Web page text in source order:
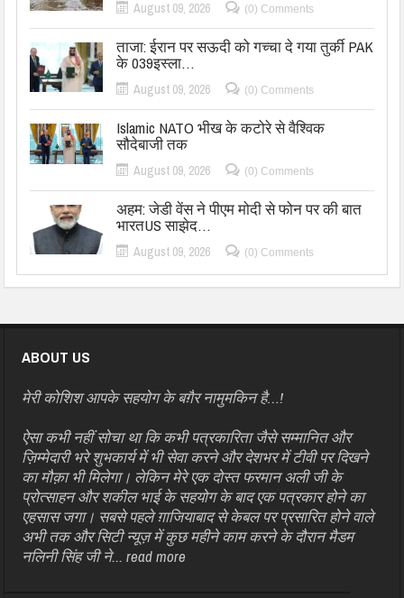
August 09, 2026 (0) Comments
ताजा: ईरान पर सऊदी को गच्चा दे गया तुर्की PAK
के 039इस्ला…
August 09, 2026 (0) Comments
Islamic NATO भीख के कटोरे से वैश्विक
सौदेबाजी तक
August 09, 2026 (0) Comments
अहम: जेडी वेंस ने पीएम मोदी से फोन पर की बात
भारतUS साझेद…
August 09, 2026 (0) Comments
ABOUT US
मेरी कोशिश आपके सहयोग के बग़ैर नामुमकिन है…!
ऐसा कभी नहीं सोचा था कि कभी पत्रकारिता जैसे सम्मानित और
ज़िम्मेदारी भरे शुभकार्य में भी सेवा करने और देशभर में टीवी पर दिखने
का मौक़ा भी मिलेगा। लेकिन मेरे एक दोस्त फरमान अली जी के
प्रोत्साहन और शकील भाई के सहयोग के बाद एक पत्रकार होने का
एहसास जगा। सबसे पहले ग़ाजियाबाद से केबल पर प्रसारित होने वाले
अभी तक और सिटी न्यूज़ में कुछ महीने काम करने के दौरान मैडम
नलिनी सिंह जी ने...read more